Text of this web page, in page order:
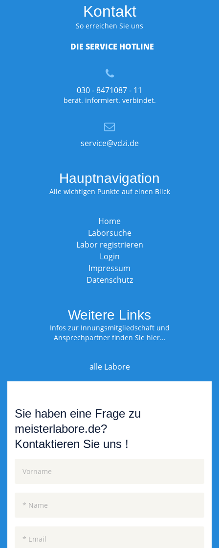
Kontakt
So erreichen Sie uns
DIE SERVICE HOTLINE
030 - 8471087 - 11
berät. informiert. verbindet.
service@vdzi.de
Hauptnavigation
Alle wichtigen Punkte auf einen Blick
Home
Laborsuche
Labor registrieren
Login
Impressum
Datenschutz
Weitere Links
Infos zur Innungsmitgliedschaft und
Ansprechpartner finden Sie hier...
alle Labore